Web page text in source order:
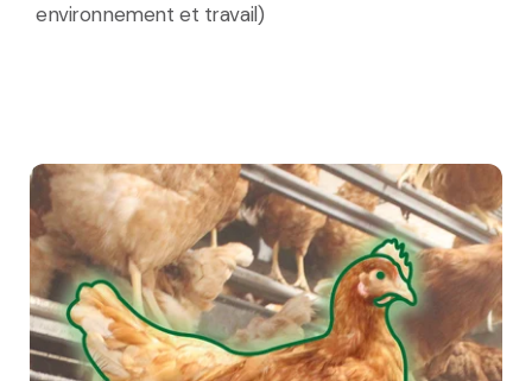
environnement et travail)